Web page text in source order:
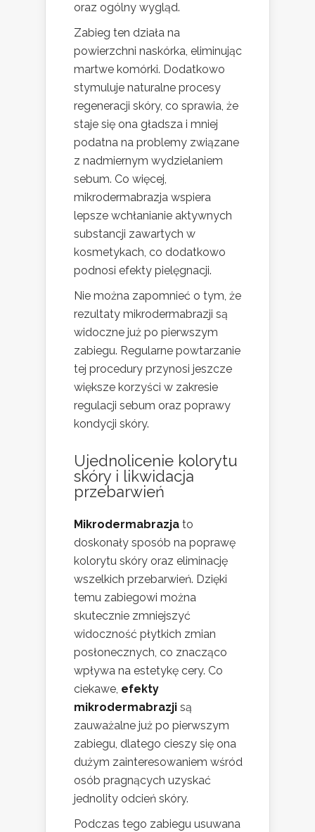
oraz ogólny wygląd.
Zabieg ten działa na
powierzchni naskórka, eliminując
martwe komórki. Dodatkowo
stymuluje naturalne procesy
regeneracji skóry, co sprawia, że
staje się ona gładsza i mniej
podatna na problemy związane
z nadmiernym wydzielaniem
sebum. Co więcej,
mikrodermabrazja wspiera
lepsze wchłanianie aktywnych
substancji zawartych w
kosmetykach, co dodatkowo
podnosi efekty pielęgnacji.
Nie można zapomnieć o tym, że
rezultaty mikrodermabrazji są
widoczne już po pierwszym
zabiegu. Regularne powtarzanie
tej procedury przynosi jeszcze
większe korzyści w zakresie
regulacji sebum oraz poprawy
kondycji skóry.
Ujednolicenie kolorytu
skóry i likwidacja
przebarwień
Mikrodermabrazja to
doskonały sposób na poprawę
kolorytu skóry oraz eliminację
wszelkich przebarwień. Dzięki
temu zabiegowi można
skutecznie zmniejszyć
widoczność płytkich zmian
posłonecznych, co znacząco
wpływa na estetykę cery. Co
ciekawe, efekty
mikrodermabrazji są
zauważalne już po pierwszym
zabiegu, dlatego cieszy się ona
dużym zainteresowaniem wśród
osób pragnących uzyskać
jednolity odcień skóry.
Podczas tego zabiegu usuwana